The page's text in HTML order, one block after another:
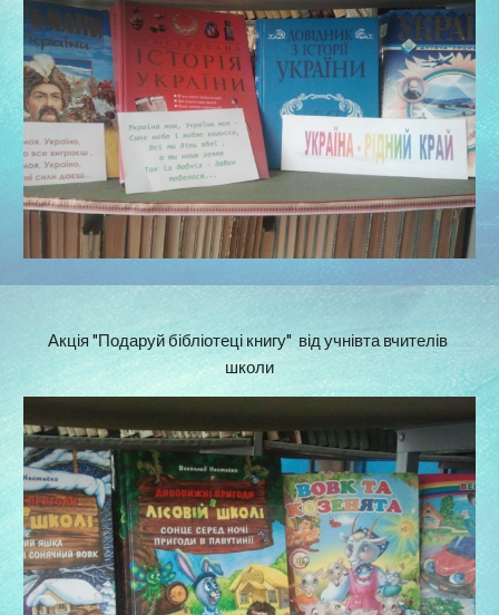
Акція "Подаруй бібліотеці книгу"  від учнівта вчителів
школи